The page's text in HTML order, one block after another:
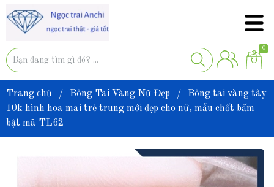
0
Trang chủ / Bông Tai Vàng Nữ Đẹp /
Bông tai vàng tây
10k hình hoa mai trẻ trung mới đẹp cho nữ, mẫu chốt bấm
bật mã TL62